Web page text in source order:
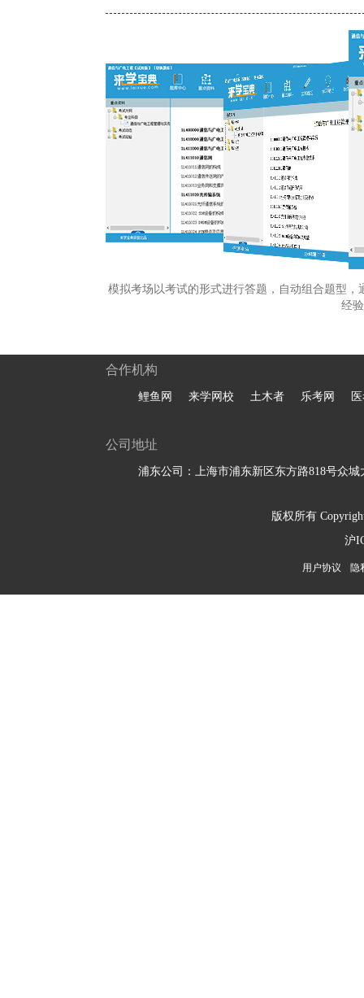
模拟考场以考试的形式进行答题，自动组合题型
经
合作机构
鲤鱼网 来学网校 土木者 乐考网
公司地址
浦东公司：上海市浦东新区东方路818号众城
版权所有
沪
用户协议 隐